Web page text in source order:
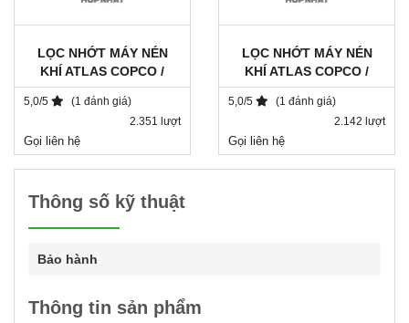
LỌC NHỚT MÁY NÉN
KHÍ ATLAS COPCO /
1615943680 / DA 1182
5,0/5
(1 đánh giá)
2.351 lượt
Gọi liên hệ
LỌC NHỚT MÁY NÉN
KHÍ ATLAS COPCO /
2901062301
5,0/5
(1 đánh giá)
2.142 lượt
Gọi liên hệ
Thông số kỹ thuật
Bảo hành
Thông tin sản phẩm